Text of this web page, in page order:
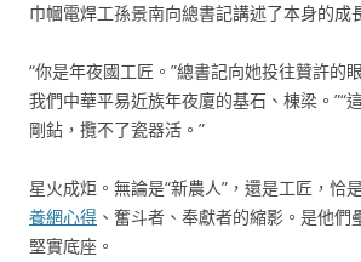
巾幗電焊工孫景南向總書記講述了本身的成
“你是年夜國工匠。”總書記向她投往贊許的
我們中華平易近族年夜廈的基石、棟梁。”“
剛鉆，攬不了瓷器活。”
星火成炬。無論是“新農人”，還是工匠，恰
養網心得 、奮斗者、奉獻者的縮影。是他們
堅實底座。